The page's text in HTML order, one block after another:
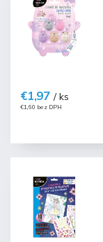
€1,60 bez DPH
€1,97 / ks